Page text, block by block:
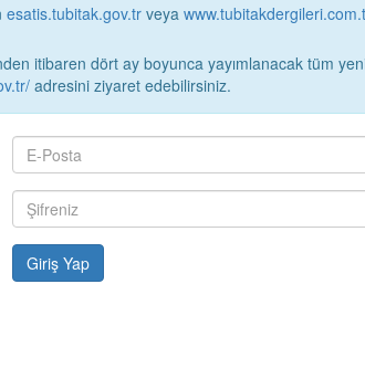
esatis.tubitak.gov.tr veya
itibaren dört ay boyunca yayımlanacak tüm yeni sayılar
adresini ziyaret edebilirsiniz.